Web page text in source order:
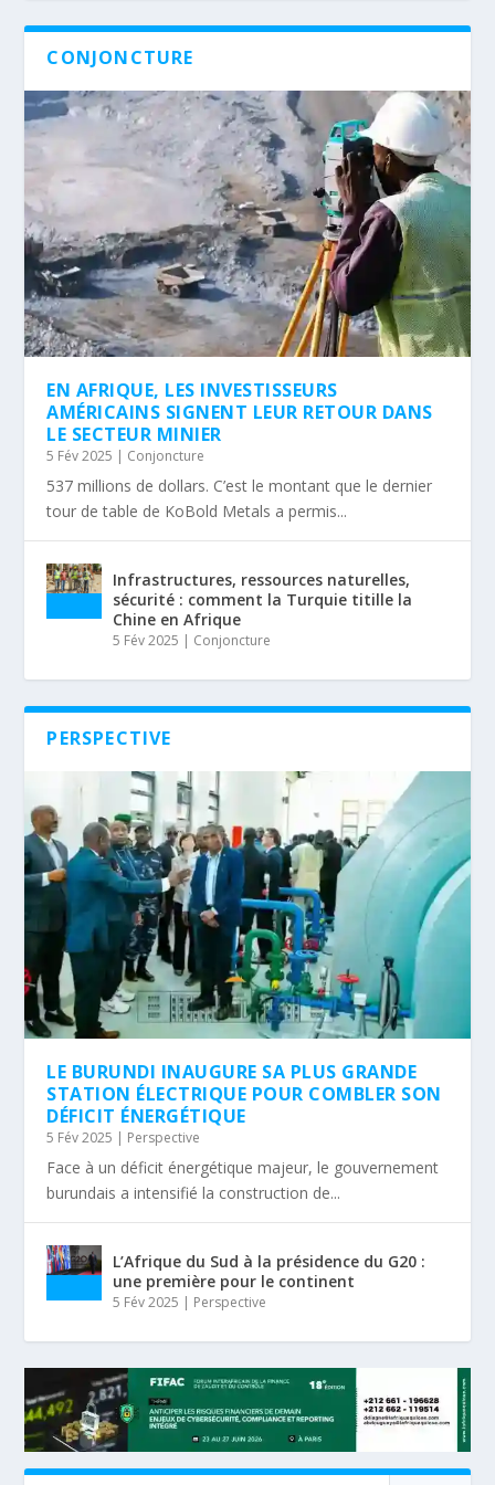
CONJONCTURE
EN AFRIQUE, LES INVESTISSEURS
AMÉRICAINS SIGNENT LEUR RETOUR DANS
LE SECTEUR MINIER
5 Fév 2025 Conjoncture
537 millions de dollars. C’est le montant que le dernier
tour de table de KoBold Metals a permis...
Infrastructures, ressources naturelles,
sécurité : comment la Turquie titille la
Chine en Afrique
5 Fév 2025 Conjoncture
PERSPECTIVE
LE BURUNDI INAUGURE SA PLUS GRANDE
STATION ÉLECTRIQUE POUR COMBLER SON
DÉFICIT ÉNERGÉTIQUE
5 Fév 2025 | Perspective
Face à un déficit énergétique majeur, le gouvernement
burundais a intensifié la construction de...
L’Afrique du Sud à la présidence du G20 :
une première pour le continent
5 Fév 2025 | Perspective